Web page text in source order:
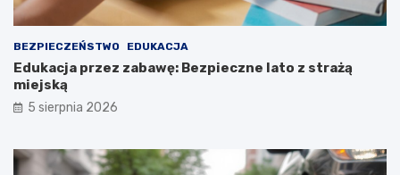
BEZPIECZEŃSTWO EDUKACJA
Edukacja przez zabawę: Bezpieczne lato z strażą
miejską
5 sierpnia 2026